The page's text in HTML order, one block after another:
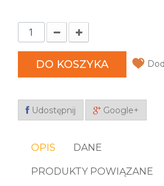
DO KOSZYKA
Udostępnij Google+
OPIS DANE
PRODUKTY POWIĄZANE